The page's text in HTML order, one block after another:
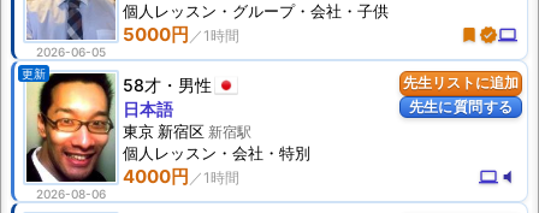
2026-06-05
5000円 turned_inverifiedcomputer
個人 レッスン ・グループ・会社・子供
先生リストに追加
先生に質問する
更新
2026-08-06
58才 男性
4000円 computer volume_mute
日本語
東京 新宿区 新宿駅
個人 レッスン ・会社・特別